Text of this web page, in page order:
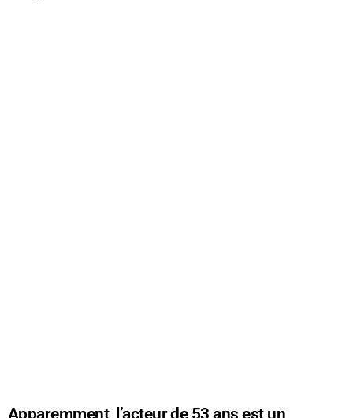
Apparemment, l’acteur de 53 ans est un